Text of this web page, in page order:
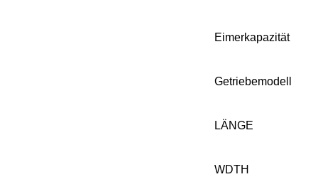
Eimerkapazität
Getriebemodell
LÄNGE
WDTH